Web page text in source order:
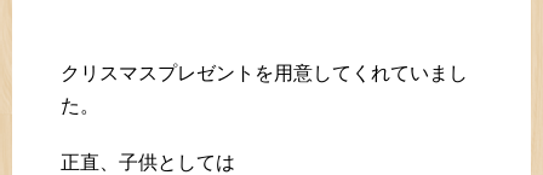
クリスマスプレゼントを用意してくれていまし
た。
正直、子供としては